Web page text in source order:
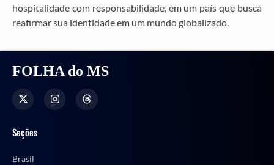
hospitalidade com responsabilidade, em um país que busca
reafirmar sua identidade em um mundo globalizado.
FOLHA do MS
Seções
Brasil